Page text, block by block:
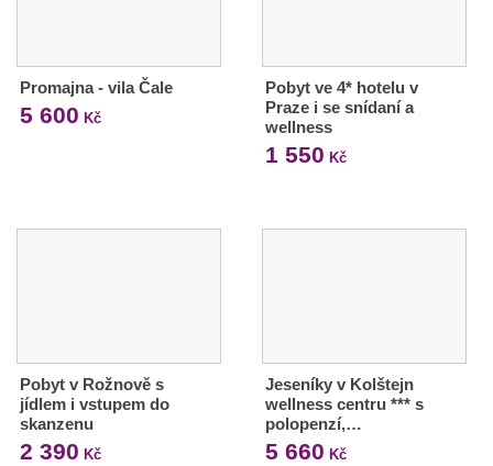
Promajna - vila Čale
5 600 Kč
Pobyt ve 4* hotelu v
Praze i se snídaní a
wellness
1 550 Kč
Pobyt v Rožnově s
jídlem i vstupem do
skanzenu
2 390 Kč
Jeseníky v Kolštejn
wellness centru *** s
polopenzí,…
5 660 Kč